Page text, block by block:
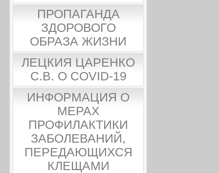
ПРОПАГАНДА
ЗДОРОВОГО
ОБРАЗА ЖИЗНИ
ЛЕЦКИЯ ЦАРЕНКО
С.В. О COVID-19
ИНФОРМАЦИЯ О
МЕРАХ
ПРОФИЛАКТИКИ
ЗАБОЛЕВАНИЙ,
ПЕРЕДАЮЩИХСЯ
КЛЕЩАМИ